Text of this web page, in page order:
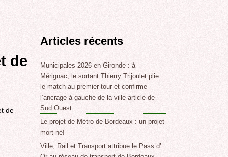
DE
de
de
Articles récents
Municipales 2026 en Gironde : à
Mérignac, le sortant Thierry Trijoulet plie
le match au premier tour et confirme
l’ancrage à gauche de la ville article de
Sud Ouest
Le projet de Métro de Bordeaux : un projet
mort-né!
Ville, Rail et Transport attribue le Pass d’